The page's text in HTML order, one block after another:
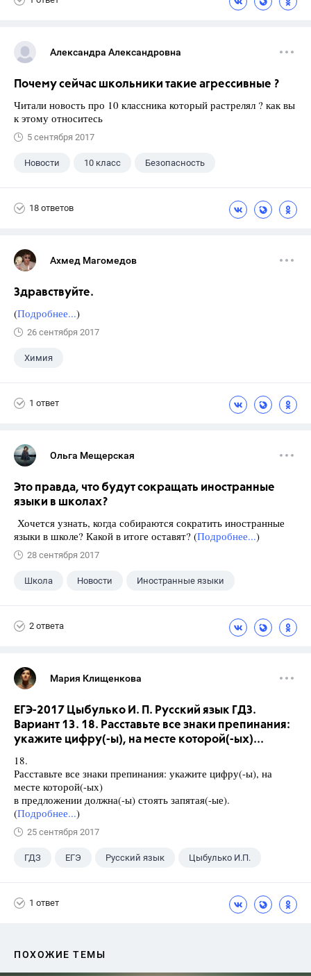
Александра Александровна
Почему сейчас школьники такие агрессивные ?
Читали новость про 10 классника который растрелял ? как вы
к этому относитесь
5 сентября 2017
Новости 10 класс Безопасность
18 ответов
Ахмед Магомедов
Здравствуйте.
(Подробнее...)
26 сентября 2017
Химия
1 ответ
Ольга Мещерская
Это правда, что будут сокращать иностранные
языки в школах?
Хочется узнать, когда собираются сократить иностранные
языки в школе? Какой в итоге оставят? (Подробнее...)
28 сентября 2017
Школа Новости Иностранные языки
2 ответа
Мария Клищенкова
ЕГЭ-2017 Цыбулько И. П. Русский язык ГДЗ.
Вариант 13. 18. Расставьте все знаки препинания:
укажите цифру(-ы), на месте которой(-ых)...
18.
Расставьте все знаки препинания: укажите цифру(-ы), на
месте которой(-ых)
в предложении должна(-ы) стоять запятая(-ые).
(Подробнее...)
25 сентября 2017
ГДЗ ЕГЭ Русский язык Цыбулько И.П.
1 ответ
ПОХОЖИЕ ТЕМЫ